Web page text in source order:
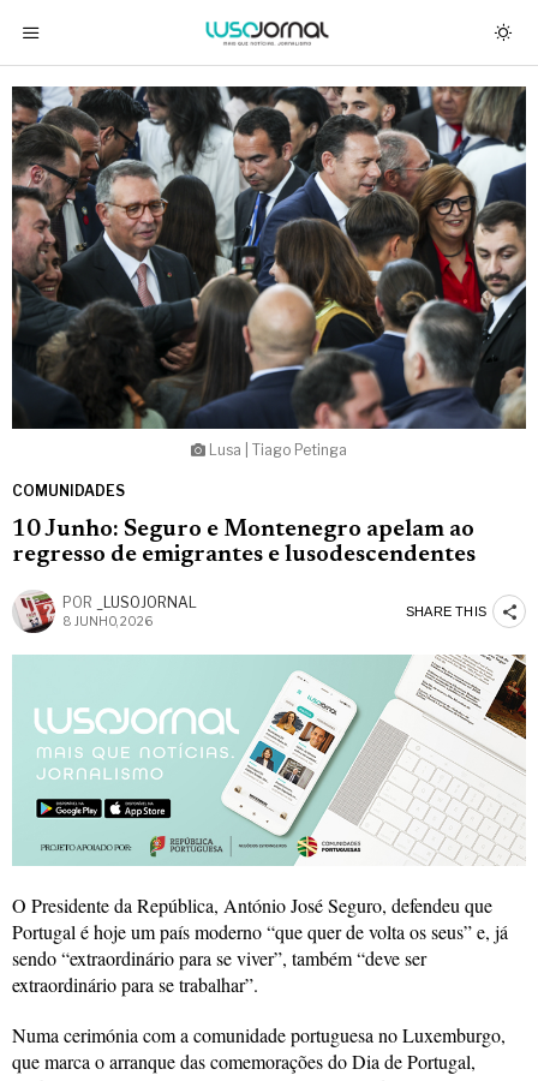
Lusa | Tiago Petinga
COMUNIDADES
10 Junho: Seguro e Montenegro apelam ao
regresso de emigrantes e lusodescendentes
POR _LUSOJORNAL
8 JUNHO, 2026
SHARE THIS
O Presidente da República, António José Seguro, defendeu que
Portugal é hoje um país moderno “que quer de volta os seus” e, já
sendo “extraordinário para se viver”, também “deve ser
extraordinário para se trabalhar”.
Numa cerimónia com a comunidade portuguesa no Luxemburgo,
que marca o arranque das comemorações do Dia de Portugal,